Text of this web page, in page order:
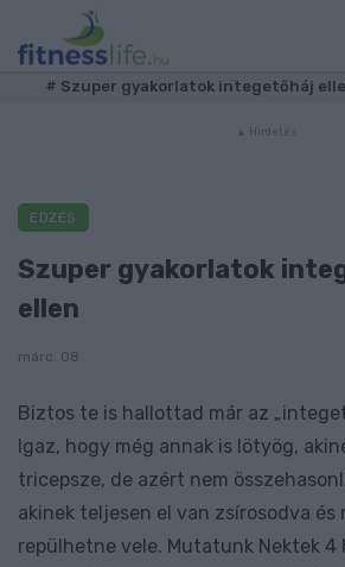
# Szuper gyakorlatok integetőháj
EDZÉS
Szuper gyakorlatok
ellen
márc. 08
Biztos te is hallottad már az
Igaz, hogy még annak is lötyög,
tricepsze, de azért nem
akinek teljesen el van zsírosodva és
repülhetne vele. Mutatunk Nektek 4